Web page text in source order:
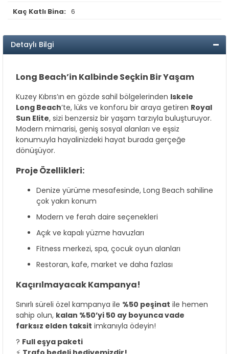
Kaç Katlı Bina: 6
Detaylı Bilgi
Long Beach’in Kalbinde Seçkin Bir Yaşam
Kuzey Kıbrıs’ın en gözde sahil bölgelerinden Iskele
Long Beach’te, lüks ve konforu bir araya getiren Royal
Sun Elite, sizi benzersiz bir yaşam tarzıyla buluşturuyor.
Modern mimarisi, geniş sosyal alanları ve eşsiz
konumuyla hayalinizdeki hayat burada gerçeğe
dönüşüyor.
Proje Özellikleri:
Denize yürüme mesafesinde, Long Beach sahiline
çok yakın konum
Modern ve ferah daire seçenekleri
Açık ve kapalı yüzme havuzları
Fitness merkezi, spa, çocuk oyun alanları
Restoran, kafe, market ve daha fazlası
Kaçırılmayacak Kampanya!
Sınırlı süreli özel kampanya ile %50 peşinat ile hemen
sahip olun, kalan %50’yi 50 ay boyunca vade
farksız elden taksit imkanıyla ödeyin!
? Full eşya paketi